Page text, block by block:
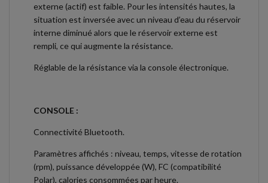
externe (actif) est faible. Pour les intensités hautes, la
situation est inversée avec un niveau d’eau du réservoir
interne diminué alors que le réservoir externe est
rempli, ce qui augmente la résistance.
Réglable de la résistance via la console électronique.
CONSOLE :
Connectivité Bluetooth.
Paramètres affichés : niveau, temps, vitesse de rotation
(rpm), puissance développée (W), FC (compatibilité
Polar), calories consommées par heure.